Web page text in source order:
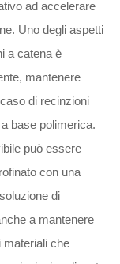
ad accelerare
Uno degli aspetti
a catena è
mantenere
di recinzioni
base polimerica.
può essere
con una
di
a mantenere
materiali che